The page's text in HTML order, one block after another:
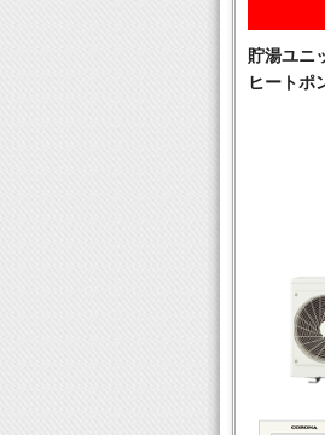
貯湯ユニ
ヒートポ